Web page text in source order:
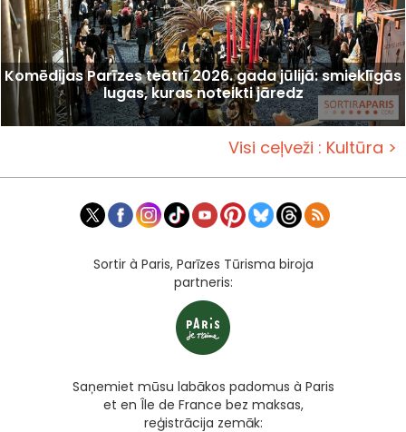
Komēdijas Parīzes teātrī 2026. gada jūlijā: smieklīgās
lugas, kuras noteikti jāredz
Visi ceļveži : Kultūra >
Sortir à Paris, Parīzes Tūrisma biroja
partneris:
Saņemiet mūsu labākos padomus à Paris
et en Île de France bez maksas,
reģistrācija zemāk: